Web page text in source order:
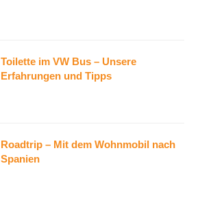
Toilette im VW Bus – Unsere
Erfahrungen und Tipps
Roadtrip – Mit dem Wohnmobil nach
Spanien